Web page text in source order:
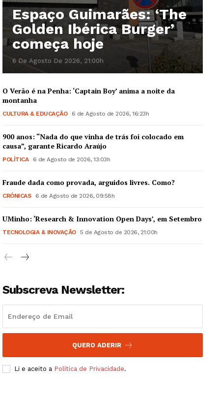
Guimarães, agora!
SUBSCREVA JÁ!
Institucional
Edição Digital
Europa
Espaço Guimarães: ‘The
Golden Ibérica Burger’
começa hoje
6 De Agosto De 2026, 21:00h
O Verão é na Penha: ‘Captain Boy’ anima a noite da
montanha
CULTURA & EDUCAÇÃO 6 de Agosto de 2026, 16:23h
900 anos: “Nada do que vinha de trás foi colocado em
causa”, garante Ricardo Araújo
POLÍTICA 6 de Agosto de 2026, 13:03h
Fraude dada como provada, arguidos livres. Como?
CRÓNICAS 6 de Agosto de 2026, 09:58h
UMinho: ‘Research & Innovation Open Days’, em Setembro
TECNOLOGIA & INOVAÇÃO 5 de Agosto de 2026, 21:00h
Subscreva Newsletter:
QUERO ADERIR
Li e aceito a Política de Privacidade.